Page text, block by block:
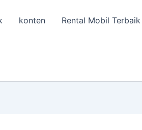
konten Rental Mobil Terbaik